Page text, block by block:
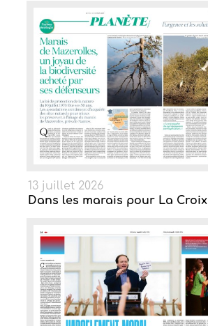
13 juillet 2026
Dans les marais pour La Croix